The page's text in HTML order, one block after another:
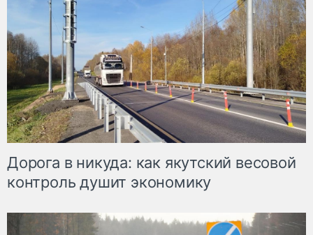
Дорога в никуда: как якутский весовой
контроль душит экономику